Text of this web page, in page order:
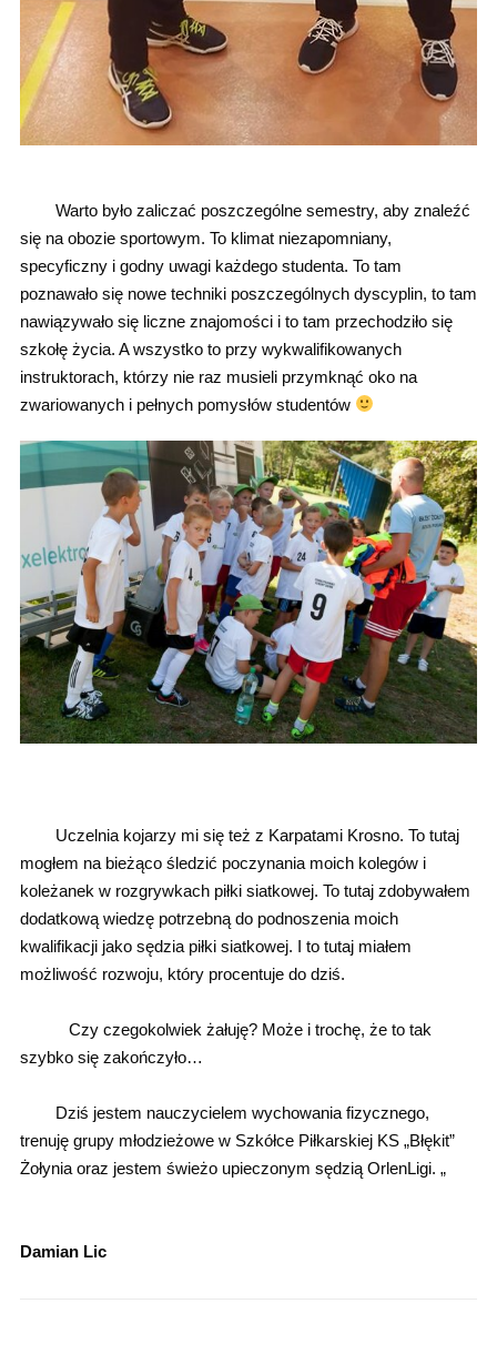
Warto było zaliczać poszczególne semestry, aby znaleźć
się na obozie sportowym. To klimat niezapomniany,
specyficzny i godny uwagi każdego studenta. To tam
poznawało się nowe techniki poszczególnych dyscyplin, to tam
nawiązywało się liczne znajomości i to tam przechodziło się
szkołę życia. A wszystko to przy wykwalifikowanych
instruktorach, którzy nie raz musieli przymknąć oko na
zwariowanych i pełnych pomysłów studentów
Uczelnia kojarzy mi się też z Karpatami Krosno. To tutaj
mogłem na bieżąco śledzić poczynania moich kolegów i
koleżanek w rozgrywkach piłki siatkowej. To tutaj zdobywałem
dodatkową wiedzę potrzebną do podnoszenia moich
kwalifikacji jako sędzia piłki siatkowej. I to tutaj miałem
możliwość rozwoju, który procentuje do dziś.
Czy czegokolwiek żałuję? Może i trochę, że to tak
szybko się zakończyło…
Dziś jestem nauczycielem wychowania fizycznego,
trenuję grupy młodzieżowe w Szkółce Piłkarskiej KS „Błękit”
Żołynia oraz jestem świeżo upieczonym sędzią OrlenLigi. „
Damian Lic